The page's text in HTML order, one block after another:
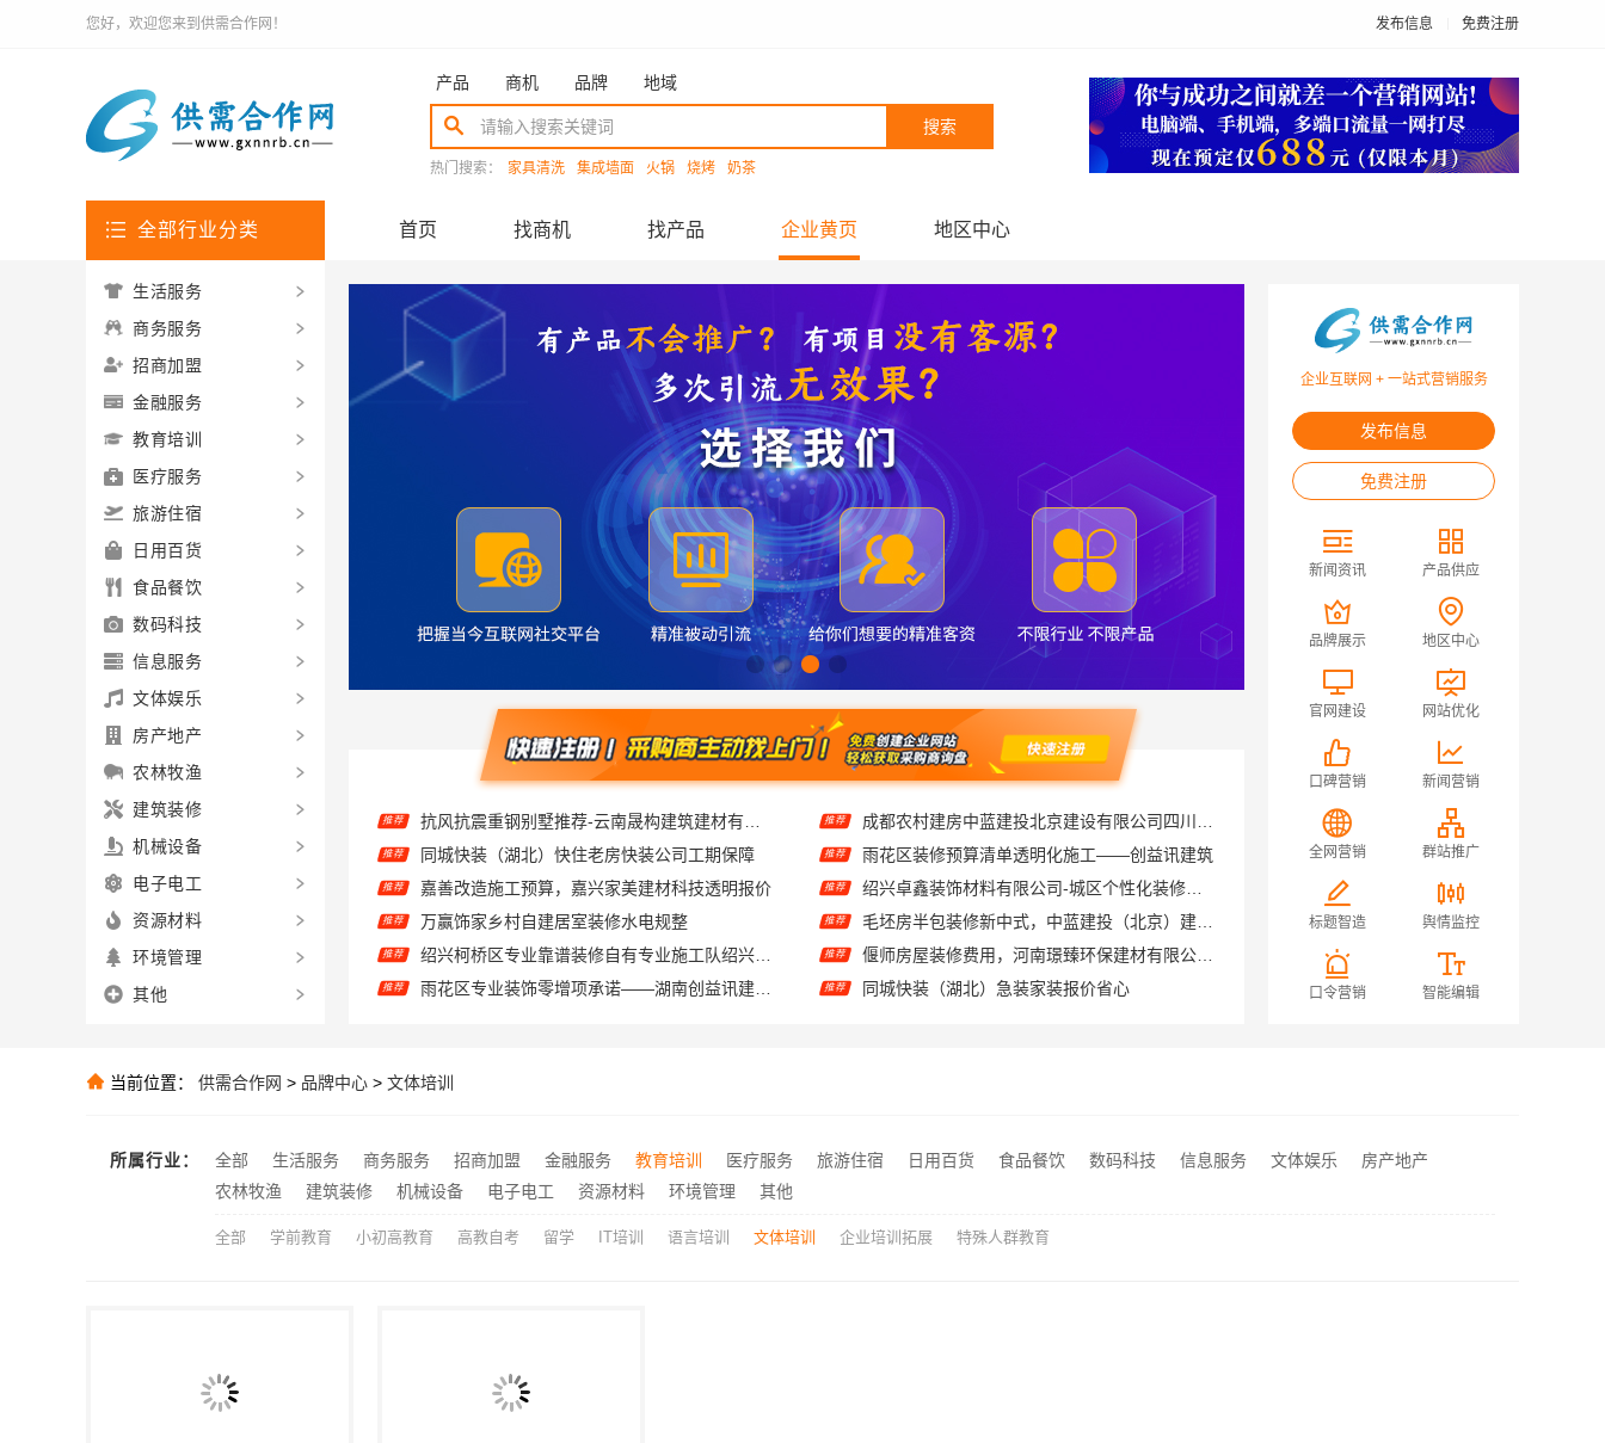
您好，欢迎您来到供需合作网！ 发布信息 免费注册
产品 商机 品牌 地域
搜索
热门搜索： 家具清洗 集成墙面 火锅 烧烤 奶茶
全部行业分类 首页 找商机 找产品 企业黄页 地区中心
推荐 同城快装（湖北）快住老房快装公司工期保障
推荐 嘉善改造施工预算，嘉兴家美建材科技透明报价
推荐 万赢饰家乡村自建居室装修水电规整
推荐
推荐
推荐
推荐 嵊州家庭装修吊顶隔断，浙江宜美嘉装饰工程有限公司专业施工
推荐 雨花区装修预算清单透明化施工——创益讯建筑
推荐 绍兴卓鑫装饰材料有限公司-城区个性化装修质量有保障
推荐
推荐
推荐 同城快装（湖北）急装家装报价省心
推荐
推荐 同城知名室内设计团队高端——嘉兴绿色之家建材科技
企业互联网 + 一站式营销服务
发布信息
免费注册
新闻资讯 产品供应
品牌展示 地区中心
官网建设 网站优化
口碑营销 新闻营销
全网营销 群站推广
标题智造 舆情监控
口令营销 智能编辑
生活服务
商务服务
招商加盟
金融服务
教育培训
医疗服务
旅游住宿
日用百货
食品餐饮
数码科技
信息服务
文体娱乐
房产地产
农林牧渔
建筑装修
机械设备
电子电工
资源材料
环境管理
其他
当前位置： 供需合作网 > 品牌中心 > 文体培训
所属行业： 全部 生活服务 商务服务 招商加盟 金融服务 教育培训 医疗服务 旅游住宿 日用百货 食品餐饮 数码科技 信息服务 文体娱乐
房产地产
农林牧渔
建筑装修 机械设备 电子电工 资源材料 环境管理 其他
全部 学前教育 小初高教育 高教自考 留学 IT培训 语言培训 文体培训 企业培训拓展 特殊人群教育